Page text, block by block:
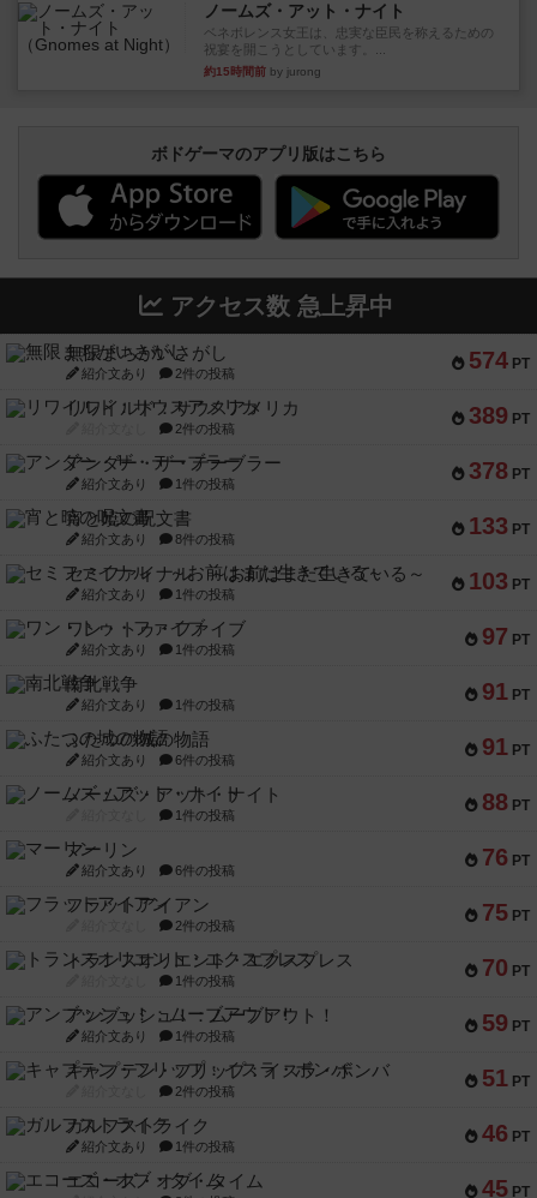
ノームズ・アット・ナイト
ベネボレンス女王は、忠実な臣民を称えるための
祝宴を開こうとしています。...
約15時間前 by jurong
ボドゲーマのアプリ版はこちら
アクセス数 急上昇中
574 PT
無限まちがいさがし
紹介文あり 2件の投稿
389 PT
リワイルド：サウスアメリカ
2件の投稿
378 PT
アンダー・ザ・テーブラー
紹介文あり 1件の投稿
133 PT
宵と暁の呪文書
紹介文あり 8件の投稿
103 PT
セミファイナル ～お前はまだ生きている～
紹介文あり 1件の投稿
97 PT
ワン・トゥ・ファイブ
紹介文あり 1件の投稿
91 PT
南北戦争
紹介文あり 1件の投稿
91 PT
ふたつの城の物語
紹介文あり 6件の投稿
88 PT
ノームズ・アット・ナイト
1件の投稿
76 PT
マーリン
紹介文あり 6件の投稿
75 PT
フラットアイアン
2件の投稿
70 PT
トランスオリエント・エクスプレス
1件の投稿
59 PT
アンブッシュ！：ムーブアウト！
紹介文あり 1件の投稿
51 PT
キャプテン・フリップ：イスラ・ボンバ
2件の投稿
46 PT
ガルフストライク
紹介文あり 1件の投稿
45 PT
エコーズ・オブ・タイム